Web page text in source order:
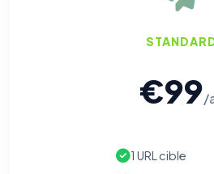
€99/
1 URL cible